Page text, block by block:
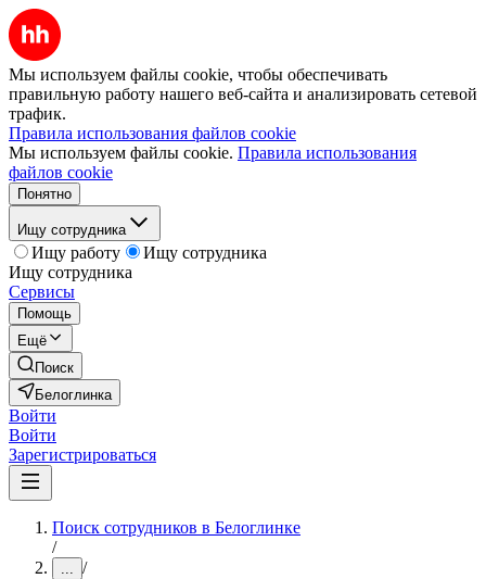
Мы используем файлы cookie, чтобы обеспечивать
правильную работу нашего веб-сайта и анализировать сетевой
трафик.
Правила использования файлов cookie
Мы используем файлы cookie. Правила использования
файлов cookie
Понятно
Ищу сотрудника
Ищу работу
Ищу сотрудника
Ищу сотрудника
Сервисы
Помощь
Ещё
Поиск
Белоглинка
Войти
Войти
Зарегистрироваться
Поиск сотрудников в Белоглинке
/
... /